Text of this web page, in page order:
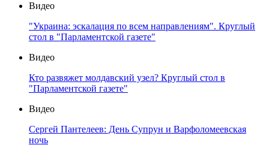
Видео
"Украина: эскалация по всем направлениям". Круглый
стол в "Парламентской газете"
Видео
Кто развяжет молдавский узел? Круглый стол в
"Парламентской газете"
Видео
Сергей Пантелеев: День Супрун и Варфоломеевская
ночь